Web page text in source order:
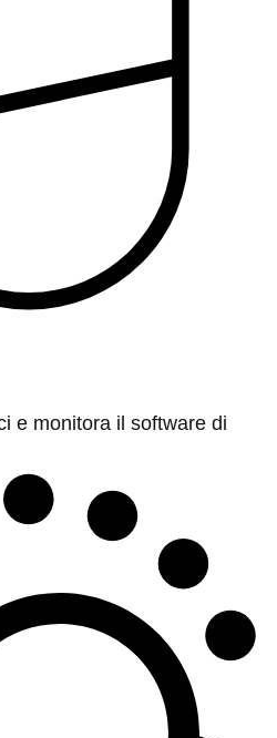
e monitora il software di